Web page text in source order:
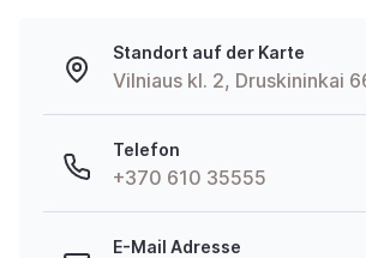
Standort auf der Karte
Vilniaus kl. 2, Druskininkai
Telefon
+370 610 35555
E-Mail Adresse